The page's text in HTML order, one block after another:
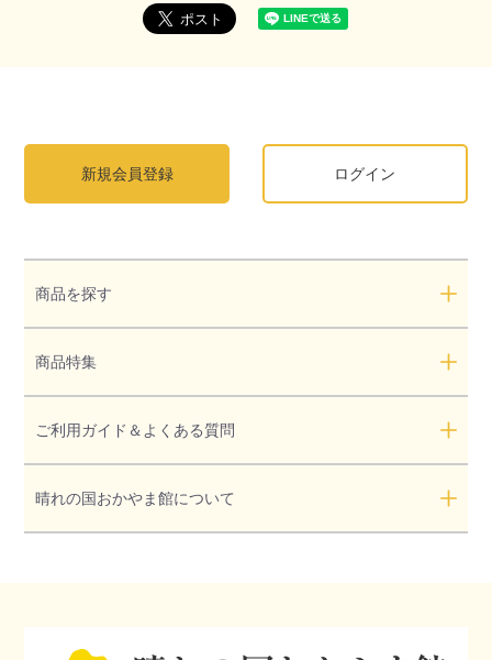
新規会員登録 ログイン
商品を探す
商品特集
ご利用ガイド＆よくある質問
晴れの国おかやま館について